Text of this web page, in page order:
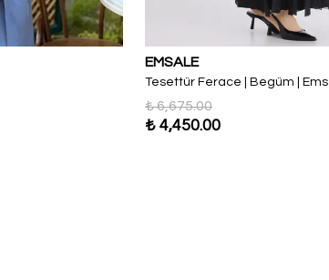
EMSALE
Tesettür Ferace | Begüm | Ems
₺ 6,675.00
₺ 4,450.00